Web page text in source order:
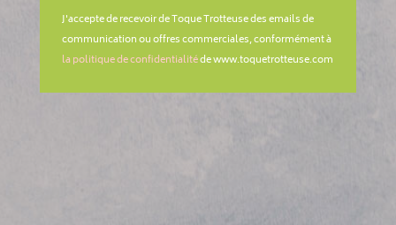
J'accepte de recevoir de Toque Trotteuse des emails de
communication ou offres commerciales, conformément à
la politique de confidentialitéde www.toquetrotteuse.com